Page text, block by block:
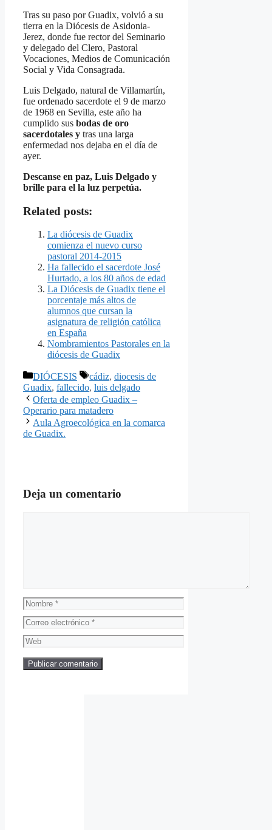
Tras su paso por Guadix, volvió a su
tierra en la Diócesis de Asidonia-
Jerez, donde fue rector del Seminario
y delegado del Clero, Pastoral
Vocaciones, Medios de Comunicación
Social y Vida Consagrada.
Luis Delgado, natural de Villamartín,
fue ordenado sacerdote el 9 de marzo
de 1968 en Sevilla, este año ha
cumplido sus bodas de oro
sacerdotales y tras una larga
enfermedad nos dejaba en el día de
ayer.
Descanse en paz, Luis Delgado y
brille para el la luz perpetúa.
Related posts:
La diócesis de Guadix
comienza el nuevo curso
pastoral 2014-2015
Ha fallecido el sacerdote José
Hurtado, a los 80 años de edad
La Diócesis de Guadix tiene el
porcentaje más altos de
alumnos que cursan la
asignatura de religión católica
en España
Nombramientos Pastorales en la
diócesis de Guadix
Categorías
DIÓCESIS Etiquetas
cádiz, diocesis de
Guadix, fallecido, luis delgado
Oferta de empleo Guadix –
Operario para matadero
Aula Agroecológica en la comarca
de Guadix.
Deja un comentario
Nombre
Correo
electrónico
Web